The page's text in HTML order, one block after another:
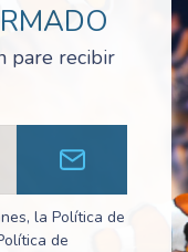
pare recibir
la Política de
de